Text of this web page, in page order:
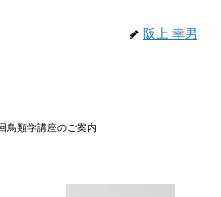
阪上 幸男
鳥類学講座のご案内